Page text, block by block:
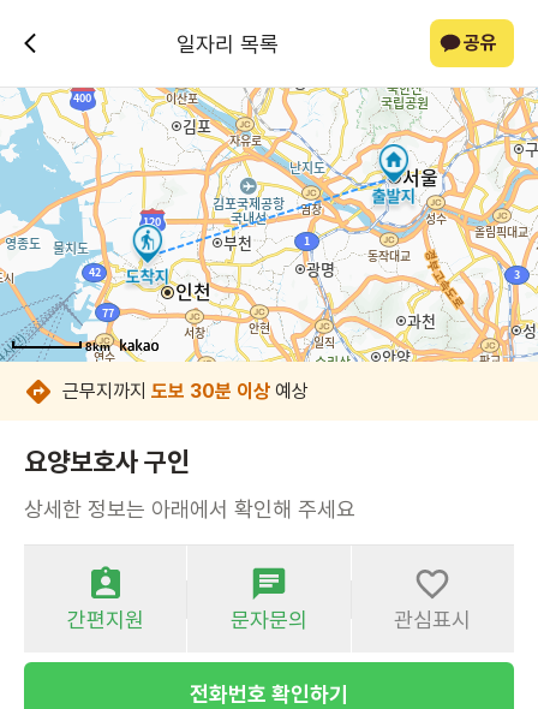
일자리 목록 공유
8km
8km
8km
8km
8km
8km
8km
8km
근무지까지 도보 30분 이상 예상
요양보호사 구인
상세한 정보는 아래에서 확인해 주세요
간편지원 문자문의 관심표시
전화번호 확인하기